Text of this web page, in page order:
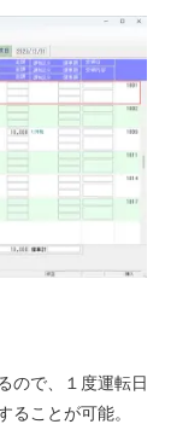
ので、１度運転日
ることが可能。